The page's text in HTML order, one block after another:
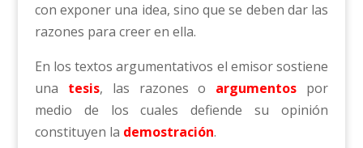
con exponer una idea, sino que se deben dar las
razones para creer en ella.
En los textos argumentativos el emisor sostiene
una tesis, las razones o argumentos por
medio de los cuales defiende su opinión
constituyen la demostración.